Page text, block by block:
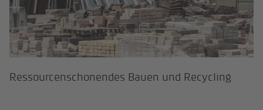
Ressourcenschonendes Bauen und Recycling